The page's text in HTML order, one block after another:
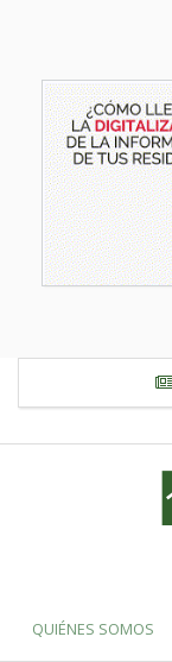
QUIÉNES SOMOS